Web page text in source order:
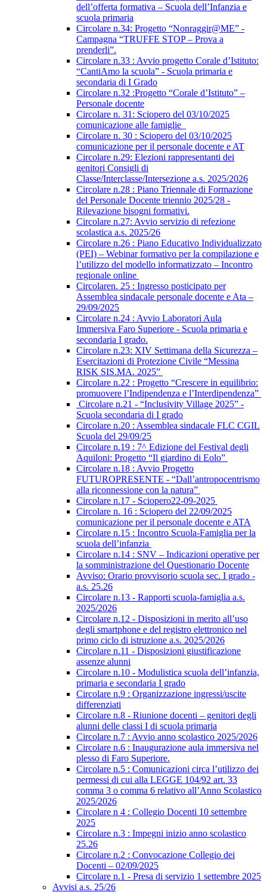
dell’offerta formativa – Scuola dell’Infanzia e
scuola primaria
Circolare n.34: Progetto “Nonraggir@ME” -
Campagna “TRUFFE STOP – Prova a
prenderli”.
Circolare n.33 : Avvio progetto Corale d’Istituto:
“CantiAmo la scuola” - Scuola primaria e
secondaria di I Grado
Circolare n.32 :Progetto “Corale d’Istituto” –
Personale docente
Circolare n. 31: Sciopero del 03/10/2025
comunicazione alle famiglie
Circolare n. 30 : Sciopero del 03/10/2025
comunicazione per il personale docente e AT
Circolare n.29: Elezioni rappresentanti dei
genitori Consigli di
Classe/Interclasse/Intersezione a.s. 2025/2026
Circolare n.28 : Piano Triennale di Formazione
del Personale Docente triennio 2025/28 -
Rilevazione bisogni formativi.
Circolare n.27: Avvio servizio di refezione
scolastica a.s. 2025/26
Circolare n.26 : Piano Educativo Individualizzato
(PEI) – Webinar formativo per la compilazione e
l’utilizzo del modello informatizzato – Incontro
regionale online
Circolaren. 25 : Ingresso posticipato per
Assemblea sindacale personale docente e Ata –
29/09/2025
Circolare n.24 : Avvio Laboratori Aula
Immersiva Faro Superiore - Scuola primaria e
secondaria I grado.
Circolare n.23: XIV Settimana della Sicurezza –
Esercitazioni di Protezione Civile “Messina
RISK SIS.MA. 2025”
Circolare n.22 : Progetto “Crescere in equilibrio:
promuovere l’Indipendenza e l’Interdipendenza”
Circolare n.21 - “Inclusivity Village 2025” -
Scuola secondaria di I grado
Circolare n.20 : Assemblea sindacale FLC CGIL
Scuola del 29/09/25
Circolare n.19 : 7^ Edizione del Festival degli
Aquiloni: Progetto “Il giardino di Eolo”
Circolare n.18 : Avvio Progetto
FUTUROPRESENTE - “Dall’antropocentrismo
alla riconnessione con la natura”
Circolare n.17 - Sciopero22-09-2025
Circolare n. 16 : Sciopero del 22/09/2025
comunicazione per il personale docente e ATA
Circolare n.15 : Incontro Scuola-Famiglia per la
scuola dell’infanzia
Circolare n.14 : SNV – Indicazioni operative per
la somministrazione del Questionario Docente
Avviso: Orario provvisorio scuola sec. I grado -
a.s. 25.26
Circolare n.13 - Rapporti scuola-famiglia a.s.
2025/2026
Circolare n.12 - Disposizioni in merito all’uso
degli smartphone e del registro elettronico nel
primo ciclo di istruzione a.s. 2025/2026
Circolare n.11 - Disposizioni giustificazione
assenze alunni
Circolare n.10 - Modulistica scuola dell’infanzia,
primaria e secondaria I grado
Circolare n.9 : Organizzazione ingressi/uscite
differenziati
Circolare n.8 - Riunione docenti – genitori degli
alunni delle classi I di scuola primaria
Circolare n.7 : Avvio anno scolastico 2025/2026
Circolare n.6 : Inaugurazione aula immersiva nel
plesso di Faro Superiore.
Circolare n.5 : Comunicazioni circa l’utilizzo dei
permessi di cui alla LEGGE 104/92 art. 33
comma 3 o comma 6 relativo all’Anno Scolastico
2025/2026
Circolare n 4 : Collegio Docenti 10 settembre
2025
Circolare n.3 : Impegni inizio anno scolastico
25.26
Circolare n.2 : Convocazione Collegio dei
Docenti – 02/09/2025
Circolare n.1 - Presa di servizio 1 settembre 2025
Avvisi a.s. 25/26